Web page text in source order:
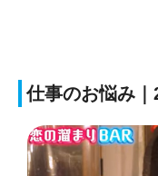
仕事のお悩み